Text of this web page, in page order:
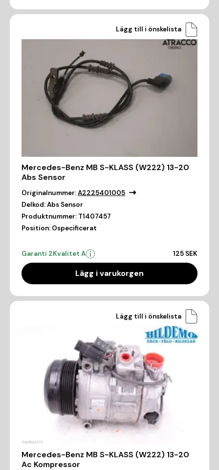
Lägg till i önskelista
Mercedes-Benz MB S-KLASS (W222) 13-20
Abs Sensor
Originalnummer:A2225401005
Delkod:Abs Sensor
Produktnummer: T1407457
Position: Ospecificerat
Garanti 2Kvalitet A 125 SEK
Lägg i varukorgen
Lägg till i önskelista
Mercedes-Benz MB S-KLASS (W222) 13-20
Ac Kompressor